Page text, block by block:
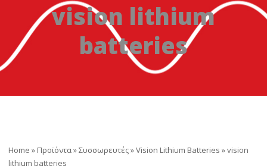
vision lithium
batteries
Home » Προϊόντα»Συσσωρευτές»Vision Lithium Batteries »vision
lithium batteries